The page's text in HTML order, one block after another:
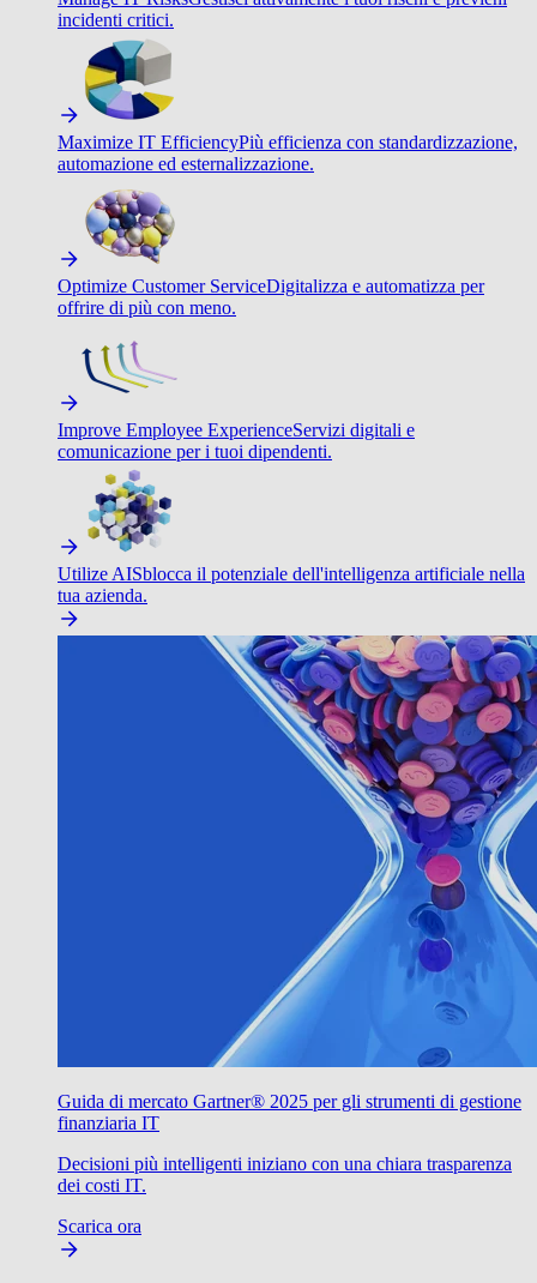
incidenti critici.
Maximize IT EfficiencyPiù efficienza con standardizzazione,
automazione ed esternalizzazione.
Optimize Customer ServiceDigitalizza e automatizza per
offrire di più con meno.
Improve Employee ExperienceServizi digitali e
comunicazione per i tuoi dipendenti.
Utilize AISblocca il potenziale dell'intelligenza artificiale nella
tua azienda.
Guida di mercato Gartner® 2025 per gli strumenti di gestione
finanziaria IT
Decisioni più intelligenti iniziano con una chiara trasparenza
dei costi IT.
Scarica ora